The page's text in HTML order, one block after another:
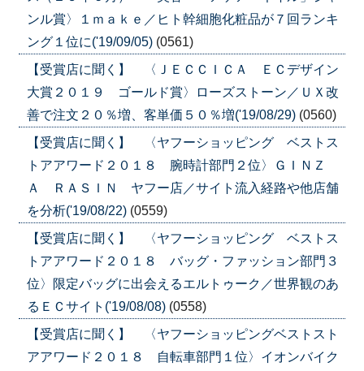
ンル賞〉１ｍａｋｅ／ヒト幹細胞化粧品が７回ランキ
ング１位に('19/09/05) (0561)
【受賞店に聞く】 〈ＪＥＣＣＩＣＡ ＥＣデザイン
大賞２０１９ ゴールド賞〉ローズストーン／ＵＸ改
善で注文２０％増、客単価５０％増('19/08/29) (0560)
【受賞店に聞く】 〈ヤフーショッピング ベストス
トアアワード２０１８ 腕時計部門２位〉ＧＩＮＺ
Ａ ＲＡＳＩＮ ヤフー店／サイト流入経路や他店舗
を分析('19/08/22) (0559)
【受賞店に聞く】 〈ヤフーショッピング ベストス
トアアワード２０１８ バッグ・ファッション部門３
位〉限定バッグに出会えるエルトゥーク／世界観のあ
るＥＣサイト('19/08/08) (0558)
【受賞店に聞く】 〈ヤフーショッピングベストスト
アアワード２０１８ 自転車部門１位〉イオンバイク